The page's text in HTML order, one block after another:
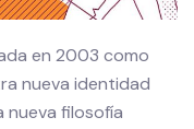
en 2003 como
nueva identidad
nueva filosofía